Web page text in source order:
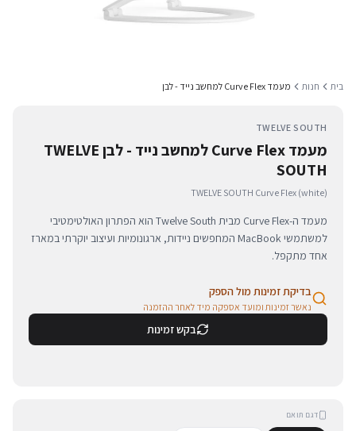
בית חנות מעמד Curve Flex למחשב נייד - לבן
TWELVE SOUTH
מעמד Curve Flex למחשב נייד - לבן TWELVE
SOUTH
TWELVE SOUTH Curve Flex (white)
מעמד ה-Curve Flex מבית Twelve South הוא הפתרון האולטימטיבי
למשתמשי MacBook המחפשים ניידות, ארגונומיות ועיצוב יוקרתי במארז
אחד מתקפל.
בדיקת זמינות מול הספק
נאשר זמינות ומועד אספקה מיד לאחר ההזמנה
בקש זמינות
דגם תואם